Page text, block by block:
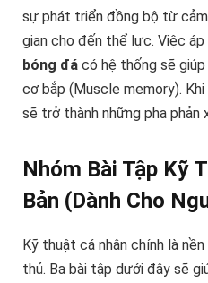
sự phát triển đồng bộ từ
gian cho đến thể lực. Việc
bóng đá có hệ thống sẽ
cơ bắp (Muscle memory).
sẽ trở thành những pha phản
Nhóm Bài Tập Kỹ
Bản (Dành Cho
Kỹ thuật cá nhân chính là
thủ. Ba bài tập dưới đây sẽ